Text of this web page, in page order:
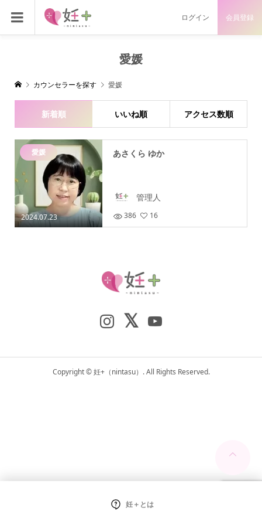
ログイン 会員登録
愛媛
カウンセラーを探す 愛媛
新着順 いいね順 アクセス数順
2024.07.23
愛媛 あさくら ゆか
管理人
386 16
Copyright ©妊+（nintasu）. All Rights Reserved.
妊＋とは